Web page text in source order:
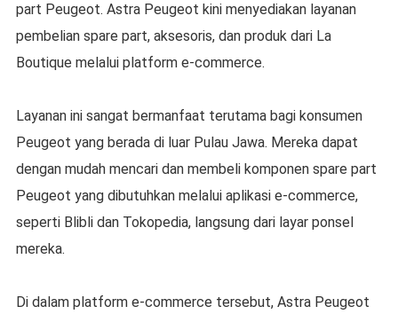
part Peugeot. Astra Peugeot kini menyediakan layanan
pembelian spare part, aksesoris, dan produk dari La
Boutique melalui platform e-commerce.
Layanan ini sangat bermanfaat terutama bagi konsumen
Peugeot yang berada di luar Pulau Jawa. Mereka dapat
dengan mudah mencari dan membeli komponen spare part
Peugeot yang dibutuhkan melalui aplikasi e-commerce,
seperti Blibli dan Tokopedia, langsung dari layar ponsel
mereka.
Di dalam platform e-commerce tersebut, Astra Peugeot